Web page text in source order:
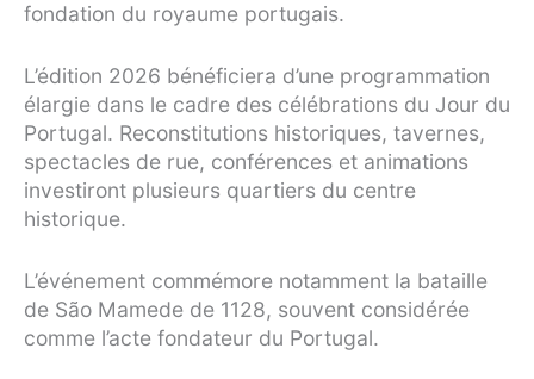
fondation du royaume portugais.
L’édition 2026 bénéficiera d’une programmation
élargie dans le cadre des célébrations du Jour du
Portugal. Reconstitutions historiques, tavernes,
spectacles de rue, conférences et animations
investiront plusieurs quartiers du centre
historique.
L’événement commémore notamment la bataille
de São Mamede de 1128, souvent considérée
comme l’acte fondateur du Portugal.